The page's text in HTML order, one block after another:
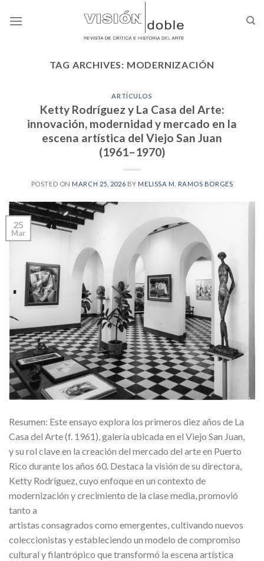
TAG ARCHIVES: MODERNIZACIÓN
ARTÍCULOS
Ketty Rodríguez y La Casa del Arte:
innovación, modernidad y mercado en la
escena artística del Viejo San Juan
(1961–1970)
POSTED ON MARCH 25, 2026 BY MELISSA M. RAMOS BORGES
25
Mar
Resumen: Este ensayo explora los primeros diez años de La
Casa del Arte (f. 1961), galería ubicada en el Viejo San Juan,
y su rol clave en la creación del mercado del arte en Puerto
Rico durante los años 60. Destaca la visión de su directora,
Ketty Rodríguez, cuyo enfoque en un contexto de
modernización y crecimiento de la clase media, promovió
tanto a
artistas consagrados como emergentes, cultivando nuevos
coleccionistas y estableciendo un modelo de compromiso
cultural y filantrópico que transformó la escena artística